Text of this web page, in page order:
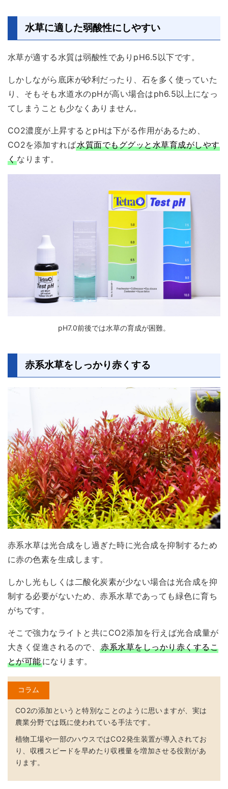
水草に適した弱酸性にしやすい
水草が適する水質は弱酸性であり pH6.5以下です。
しかしながら底床が砂利だったり、石を多く使っていた
り、そもそも水道水のpHが高い場合はph6.5以上になっ
てしまうことも少なくありません。
CO2濃度が上昇するとpHは下がる作用があるため、
CO2を添加すれば水質面でもググッと水草育成がしやす
くなります。
pH7.0前後では水草の育成が困難。
赤系水草をしっかり赤くする
赤系水草は光合成をし過ぎた時に光合成を抑制するため
に赤の色素を生成 します。
しかし光もしくは二酸化炭素が少ない場合は光合成を抑
制する必要がないため、赤系水草であっても緑色に育ち
がちです。
そこで強力なライトと共にCO2添加を行えば光合成量が
大きく促進されるので、赤系水草をしっかり赤くするこ
とが可能になります。
コラム
CO2の添加というと特別なことのように思いますが、実は
農業分野では既に使われている手法です。
植物工場や一部のハウスではCO2発生装置が導入されてお
り、収穫スピードを早めたり収穫量を増加させる役割があ
ります。